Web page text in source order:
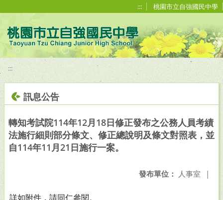
::: 桃園市立自強國民中學
:::
訊息公告
轉知考試院114年12月18日修正發布之公務人員考績
法施行細則部分條文、修正總說明及條文對照表，並
自114年11月21日施行一案。
發布單位： 人事室 |
詳如附件，請同仁參閱。